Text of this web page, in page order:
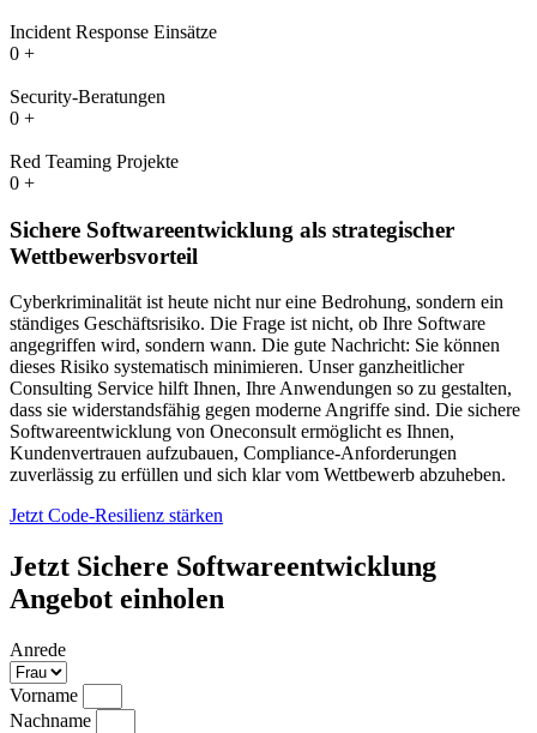
Incident Response Einsätze
0 +
Security-Beratungen
0 +
Red Teaming Projekte
0 +
Sichere Softwareentwicklung als strategischer
Wettbewerbsvorteil
Cyberkriminalität ist heute nicht nur eine Bedrohung, sondern ein
ständiges Geschäftsrisiko. Die Frage ist nicht, ob Ihre Software
angegriffen wird, sondern wann. Die gute Nachricht: Sie können
dieses Risiko systematisch minimieren. Unser ganzheitlicher
Consulting Service hilft Ihnen, Ihre Anwendungen so zu gestalten,
dass sie widerstandsfähig gegen moderne Angriffe sind. Die sichere
Softwareentwicklung von Oneconsult ermöglicht es Ihnen,
Kundenvertrauen aufzubauen, Compliance-Anforderungen
zuverlässig zu erfüllen und sich klar vom Wettbewerb abzuheben.
Jetzt Code-Resilienz stärken
Jetzt Sichere Softwareentwicklung
Angebot einholen
Anrede
Vorname
Nachname